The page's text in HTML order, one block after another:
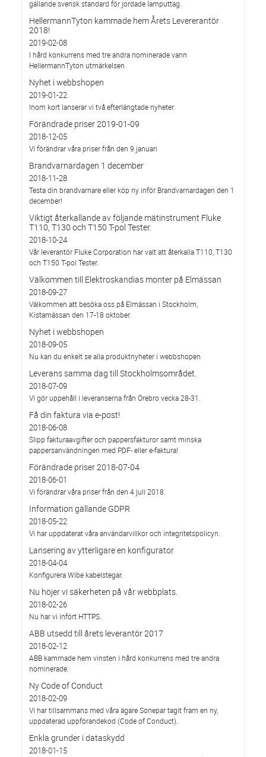
gällande svensk standard för jordade lamputtag.
HellermannTyton kammade hem Årets Levererantör
2018!
2019-02-08
I hård konkurrens med tre andra nominerade vann
HellermannTyton utmärkelsen
Nyhet i webbshopen
2019-01-22
Inom kort lanserar vi två efterlängtade nyheter.
Förändrade priser 2019-01-09
2018-12-05
Vi förändrar våra priser från den 9 januari
Brandvarnardagen 1 december
2018-11-28
Testa din brandvarnare eller köp ny inför Brandvarnardagen den 1
december!
Viktigt återkallande av följande mätinstrument Fluke
T110, T130 och T150 T-pol Tester.
2018-10-24
Vår leverantör Fluke Corporation har valt att återkalla T110, T130
och T150 T-pol Tester.
Välkommen till Elektroskandias monter på Elmässan
2018-09-27
Välkommen att besöka oss på Elmässan i Stockholm,
Kistamässan den 17-18 oktober.
Nyhet i webbshopen
2018-09-05
Nu kan du enkelt se alla produktnyheter i webbshopen
Leverans samma dag till Stockholmsområdet.
2018-07-09
Vi gör uppehåll i leveranserna från Örebro vecka 28-31.
Få din faktura via e-post!
2018-06-08
Slipp fakturaavgifter och pappersfakturor samt minska
pappersanvändningen med PDF- eller e-faktura!
Förändrade priser 2018-07-04
2018-06-01
Vi förändrar våra priser från den 4 juli 2018.
Information gällande GDPR
2018-05-22
Vi har uppdaterat våra användarvillkor och integritetspolicyn.
Lansering av ytterligare en konfigurator
2018-04-04
Konfigurera Wibe kabelstegar.
Nu höjer vi säkerheten på vår webbplats.
2018-02-26
Nu har vi infört HTTPS.
ABB utsedd till årets leverantör 2017
2018-02-12
ABB kammade hem vinsten i hård konkurrens med tre andra
nominerade.
Ny Code of Conduct
2018-02-09
Vi har tillsammans med våra ägare Sonepar tagit fram en ny,
uppdaterad uppförandekod (Code of Conduct).
Enkla grunder i dataskydd
2018-01-15